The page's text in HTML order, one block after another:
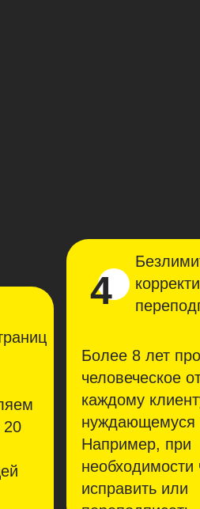
4
Более 8 лет
человеческое
каждому
нуждающемуся
Например, при
необходимости
исправить или
20